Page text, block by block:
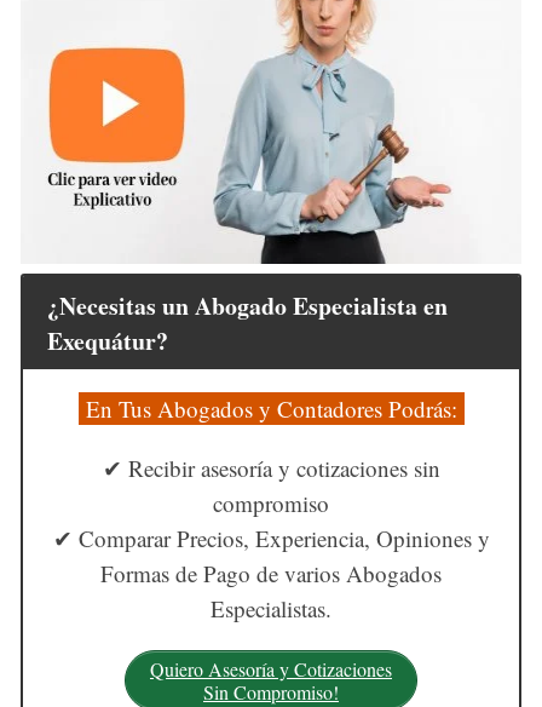
¿Necesitas un Abogado Especialista en
Exequátur?
En Tus Abogados y Contadores Podrás:
✔ Recibir asesoría y cotizaciones sin
compromiso
✔ Comparar Precios, Experiencia, Opiniones y
Formas de Pago de varios Abogados
Especialistas.
Quiero Asesoría y Cotizaciones
Sin Compromiso!